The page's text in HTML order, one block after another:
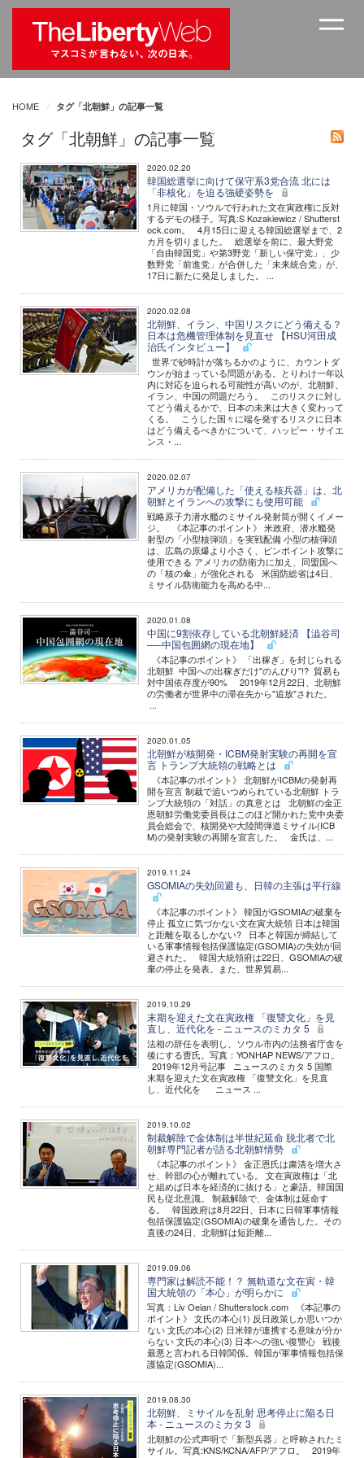
HOME タグ「北朝鮮」の記事一覧
タグ「北朝鮮」の記事一覧
2020.02.20
韓国総選挙に向けて保守系3党合流 北には
「非核化」を迫る強硬姿勢を
1月に韓国・ソウルで行われた文在寅政権に反対
するデモの様子。写真:S Kozakiewicz / Shutterst
ock.com。 4月15日に迎える韓国総選挙まで、2
カ月を切りました。 総選挙を前に、最大野党
「自由韓国党」や第3野党「新しい保守党」、少
数野党「前進党」が合併した「未来統合党」が、
17日に新たに発足しました。 ...
2020.02.08
北朝鮮、イラン、中国リスクにどう備える？
日本は危機管理体制を見直せ 【HSU河田成
治氏インタビュー】
世界で砂時計が落ちるかのように、カウントダ
ウンが始まっている問題がある。とりわけ一年以
内に対応を迫られる可能性が高いのが、北朝鮮、
イラン、中国の問題だろう。 このリスクに対し
てどう備えるかで、日本の未来は大きく変わって
くる。 こうした国々に端を発するリスクに日本
はどう備えるべきかについて、ハッピー・サイエ
ンス・...
2020.02.07
アメリカが配備した「使える核兵器」は、北
朝鮮とイランへの攻撃にも使用可能
戦略原子力潜水艦のミサイル発射筒が開くイメー
ジ。 《本記事のポイント》 米政府、潜水艦発
射型の「小型核弾頭」を実戦配備 小型の核弾頭
は、広島の原爆より小さく、ピンポイント攻撃に
使用できる アメリカの防衛力に加え、同盟国へ
の「核の傘」が強化される 米国防総省は4日、
ミサイル防衛能力を高める中...
2020.01.08
中国に9割依存している北朝鮮経済 【澁谷司
──中国包囲網の現在地】
《本記事のポイント》 「出稼ぎ」を封じられる
北朝鮮 中国への出稼ぎだけ"のんびり"!? 貿易も
対中国依存度が90% 2019年12月22日、北朝鮮
の労働者が世界中の滞在先から"追放"された。
...
2020.01.05
北朝鮮が核開発・ICBM発射実験の再開を宣
言 トランプ大統領の戦略とは
《本記事のポイント》 北朝鮮がICBMの発射再
開を宣言 制裁で追いつめられている北朝鮮 トラ
ンプ大統領の「対話」の真意とは 北朝鮮の金正
恩朝鮮労働党委員長はこのほど開かれた党中央委
員会総会で、核開発や大陸間弾道ミサイル(ICB
M)の発射実験の再開を宣言した。 金氏は、...
2019.11.24
GSOMIAの失効回避も、日韓の主張は平行線
《本記事のポイント》 韓国がGSOMIAの破棄を
停止 孤立に気づかない文在寅大統領 日本は韓国
と距離を取るしかない? 日本と韓国が締結して
いる軍事情報包括保護協定(GSOMIA)の失効が回
避された。 韓国大統領府は22日、GSOMIAの破
棄の停止を発表。また、世界貿易...
2019.10.29
末期を迎えた文在寅政権 「復讐文化」を見
直し、近代化を - ニュースのミカタ 5
法相の辞任を表明し、ソウル市内の法務省庁舎を
後にする曺氏。写真：YONHAP NEWS/アフロ。
2019年12月号記事 ニュースのミカタ 5 国際
末期を迎えた文在寅政権 「復讐文化」を見直
し、近代化を ニュース ...
2019.10.02
制裁解除で金体制は半世紀延命 脱北者で北
朝鮮専門記者が語る北朝鮮情勢
《本記事のポイント》 金正恩氏は粛清を増大さ
せ、幹部の心が離れている。 文在寅政権は「北
と組めば日本を経済的に抜ける」と豪語。韓国国
民も従北意識。 制裁解除で、金体制は延命す
る。 韓国政府は8月22日、日本に日韓軍事情報
包括保護協定(GSOMIA)の破棄を通告した。その
直後の24日、北朝鮮は短距離...
2019.09.06
専門家は解読不能！？ 無軌道な文在寅・韓
国大統領の「本心」が明らかに
写真：Liv Oeian / Shutterstock.com 《本記事の
ポイント》 文氏の本心(1) 反日政策しか思いつか
ない 文氏の本心(2) 日米韓が連携する意味が分か
らない 文氏の本心(3) 日本への強い復讐心 戦後
最悪と言われる日韓関係。韓国が軍事情報包括保
護協定(GSOMIA)...
2019.08.30
北朝鮮、ミサイルを乱射 思考停止に陥る日
本 - ニュースのミカタ 3
北朝鮮の公式声明で「新型兵器」と呼称されたミ
サイル。写真:KNS/KCNA/AFP/アフロ。 2019年